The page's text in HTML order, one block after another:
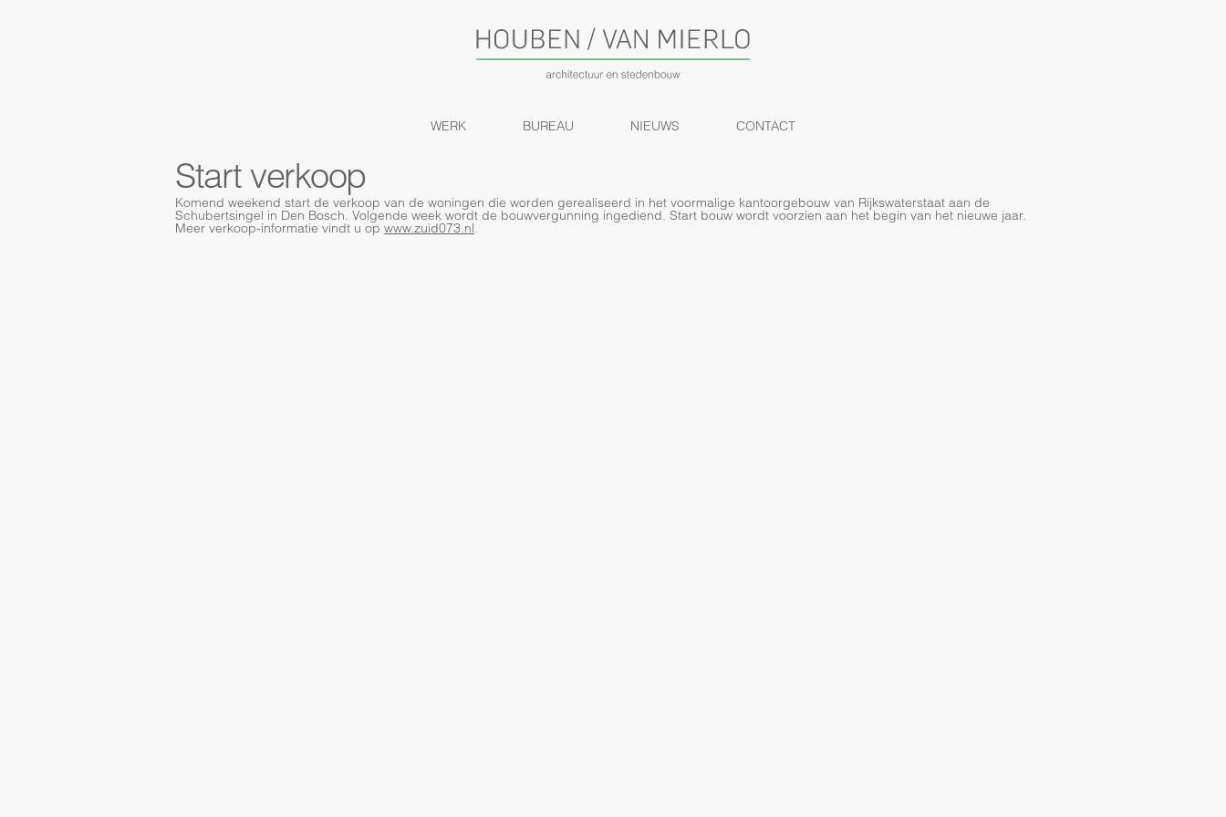
WERK BUREAU NIEUWS CONTACT
Start verkoop
Komend weekend start de verkoop van de woningen die worden gerealiseerd in het voormalige kantoorgebouw van Rijkswaterstaat aan de
Schubertsingel in Den Bosch. Volgende week wordt de bouwvergunning ingediend. Start bouw wordt voorzien aan het begin van het nieuwe jaar.
Meer verkoop-informatie vindt u op www.zuid073.nl.